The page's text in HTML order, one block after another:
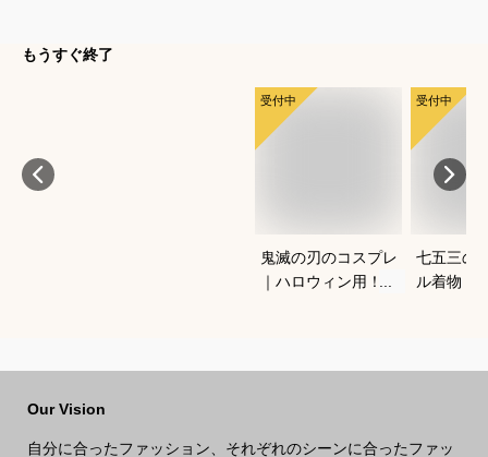
もうすぐ終了
受付中
鬼滅の刃のコスプレ
｜ハロウィン用！キ
受付中
七五三の
ル着物（
Our Vision
自分に合ったファッション、それぞれのシーンに合ったファッ